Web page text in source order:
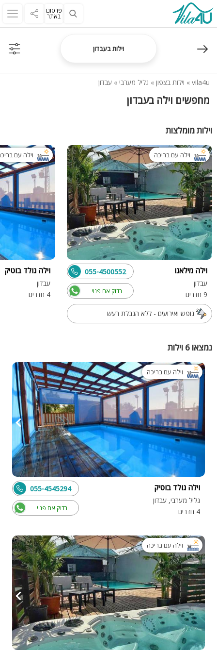
פרסום
באתר
וילות בעבדון
vila4u
» וילות בצפון » גליל מערבי » עבדון
מחפשים וילה בעבדון
וילות מומלצות
וילה עם בריכה
וילה מילאנו
עבדון
9 חדרים
בדוק אם פנוי
055-4500552
נופש ואירועים - ללא הגבלת רעש
וילה עם
וילה גולד בוטיק
עבדון
4 חדרים
נמצאו 6 וילות
וילה עם בריכה
וילה גולד בוטיק
גליל מערבי, עבדון
4 חדרים
בדוק אם פנוי
055-4545294
וילה עם בריכה